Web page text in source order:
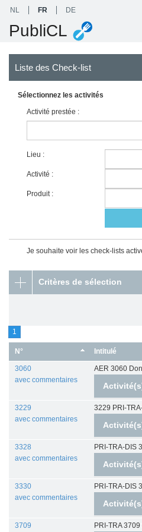
NL FR DE
PubliCL
Liste des Check-list
Sélectionnez les activités
Activité prestée :
Lieu :
Activité :
Produit :
Je souhaite voir les check-lists
Critères de sélection
1
N° Intitulé
3060
avec commentaires
AER 3060
3229
avec commentaires
3229 PRI-
3328
avec commentaires
PRI-TRA-DIS
3330
avec commentaires
PRI-TRA-DIS
3709
PRI-TRA